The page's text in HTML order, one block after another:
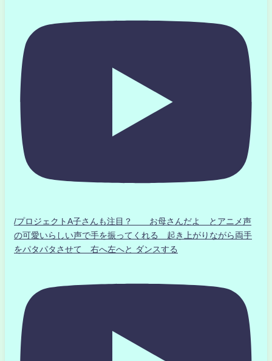
/プロジェクトA子さんも注目？ お母さんだよ とアニメ声
の可愛いらしい声で手を振ってくれる 起き上がりながら両手
をパタパタさせて 右へ左へと ダンスする